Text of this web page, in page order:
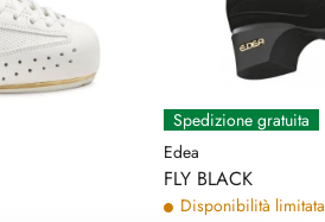
Spedizione gratuita
Edea
FLY BLACK
Disponibilità limitata